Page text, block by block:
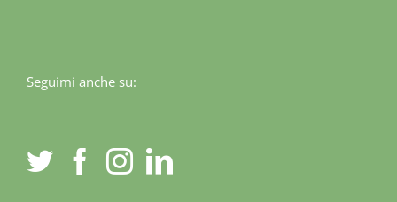
Seguimi anche su: